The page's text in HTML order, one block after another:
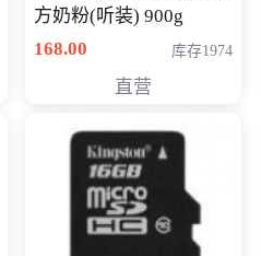
方奶粉(听装) 900g
168.00
库存1974
直营